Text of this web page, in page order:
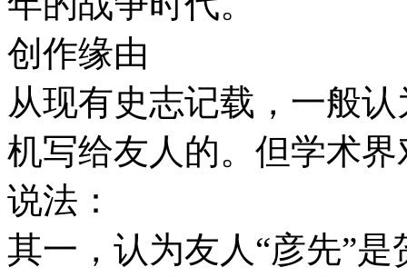
创作缘由
从现有史志记载，一般
机写给友人的。但学术
说法：
其一，认为友人“彦先”